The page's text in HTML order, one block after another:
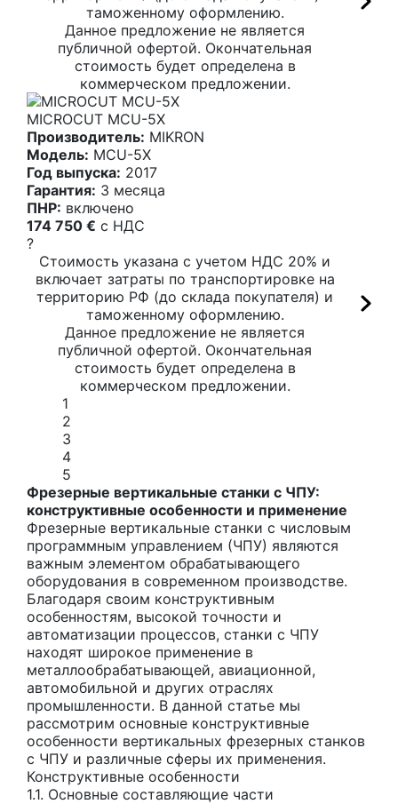
таможенному оформлению.
Данное предложение не является
публичной офертой. Окончательная
стоимость будет определена в
коммерческом предложении.
MICROCUT MCU-5X
Производитель: MIKRON
Модель: MCU-5X
Год выпуска: 2017
Гарантия: 3 месяца
ПНР: включено
174 750 € c НДС
?
Стоимость указана с учетом НДС 20% и
включает затраты по транспортировке на
территорию РФ (до склада покупателя) и
таможенному оформлению.
Данное предложение не является
публичной офертой. Окончательная
стоимость будет определена в
коммерческом предложении.
1
2
3
4
5
Фрезерные вертикальные станки с ЧПУ:
конструктивные особенности и применение
Фрезерные вертикальные станки с числовым
программным управлением (ЧПУ) являются
важным элементом обрабатывающего
оборудования в современном производстве.
Благодаря своим конструктивным
особенностям, высокой точности и
автоматизации процессов, станки с ЧПУ
находят широкое применение в
металлообрабатывающей, авиационной,
автомобильной и других отраслях
промышленности. В данной статье мы
рассмотрим основные конструктивные
особенности вертикальных фрезерных станков
с ЧПУ и различные сферы их применения.
Конструктивные особенности
1.1. Основные составляющие части